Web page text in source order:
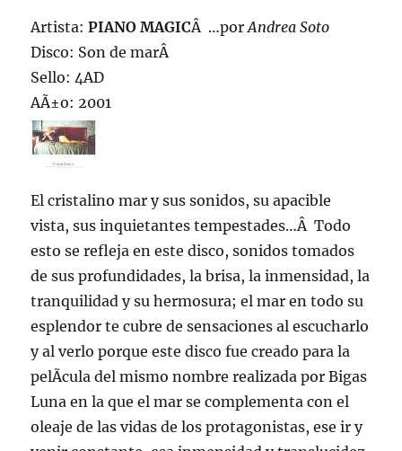
Artista:PIANO MAGICÂ …porAndrea Soto
Disco: Son de marÂ
Sello: 4AD
AÃ±o: 2001
El cristalino mar y sus sonidos, su apacible
vista, sus inquietantes tempestades…Â Todo
esto se refleja en este disco, sonidos tomados
de sus profundidades, la brisa, la inmensidad, la
tranquilidad y su hermosura; el mar en todo su
esplendor te cubre de sensaciones al escucharlo
y al verlo porque este disco fue creado para la
pelÃ­cula del mismo nombre realizada por Bigas
Luna en la que el mar se complementa con el
oleaje de las vidas de los protagonistas, ese ir y